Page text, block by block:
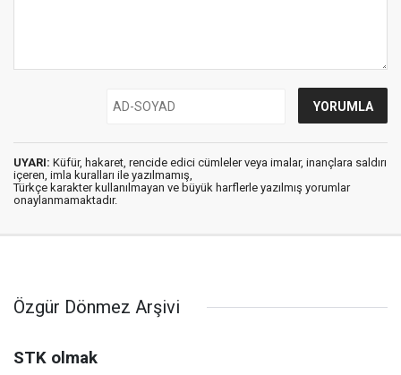
UYARI: Küfür, hakaret, rencide edici cümleler veya imalar, inançlara saldırı
içeren, imla kuralları ile yazılmamış,
Türkçe karakter kullanılmayan ve büyük harflerle yazılmış yorumlar
onaylanmamaktadır.
Özgür Dönmez Arşivi
STK olmak